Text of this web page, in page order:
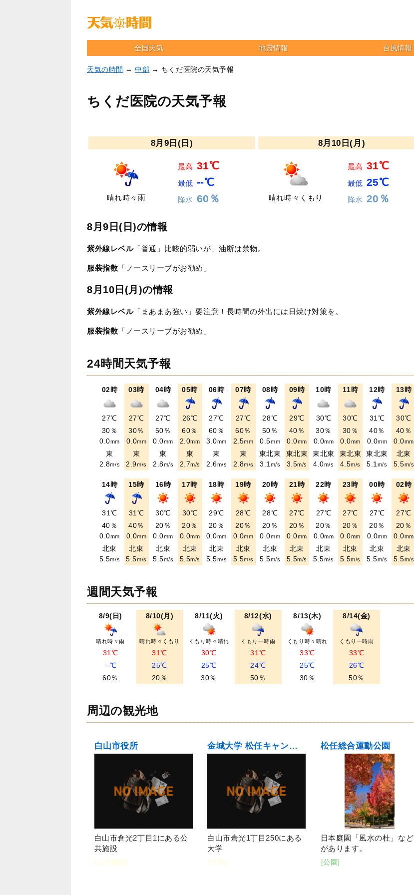
全国天気 地震情報 台風情報
天気の時間 →中部 → ちくだ医院の天気予報
ちくだ医院の天気予報
8月9日(日)
晴れ時々雨
最高 31℃
最低 --℃
降水 60％
8月10日(月)
晴れ時々くもり
最高 31℃
最低 25℃
降水 20％
8月9日(日)の情報
紫外線レベル「普通」比較的弱いが、油断は禁物。
服装指数 「ノースリーブがお勧め」
8月10日(月)の情報
紫外線レベル「まあまあ強い」要注意！長時間の外出には日焼け対策を。
服装指数 「ノースリーブがお勧め」
24時間天気予報
02時
27℃
30％
0.0mm
東
2.8m/s
03時
27℃
30％
0.0mm
東
2.9m/s
04時
27℃
50％
0.0mm
東
2.8m/s
05時
26℃
60％
2.0mm
東
2.7m/s
06時
27℃
60％
3.0mm
東
2.6m/s
07時
27℃
60％
2.5mm
東
2.8m/s
08時
28℃
50％
0.5mm
東北東
3.1m/s
09時
29℃
40％
0.0mm
東北東
3.5m/s
10時
30℃
30％
0.0mm
東北東
4.0m/s
11時
30℃
30％
0.0mm
東北東
4.5m/s
12時
31℃
40％
0.0mm
東北東
5.1m/s
13時
30℃
40％
0.0mm
北東
5.5m/s
14時
31℃
40％
0.0mm
北東
5.5m/s
15時
31℃
40％
0.0mm
北東
5.5m/s
16時
30℃
20％
0.0mm
北東
5.5m/s
17時
30℃
20％
0.0mm
北東
5.5m/s
18時
29℃
20％
0.0mm
北東
5.5m/s
19時
28℃
20％
0.0mm
北東
5.5m/s
20時
28℃
20％
0.0mm
北東
5.5m/s
21時
27℃
20％
0.0mm
北東
5.5m/s
22時
27℃
20％
0.0mm
北東
5.5m/s
23時
27℃
20％
0.0mm
北東
5.5m/s
00時
27℃
20％
0.0mm
北東
5.5m/s
02時
27℃
20％
0.0mm
北東
5.5m/s
週間天気予報
8/9(日)
晴れ時々雨
31℃
--℃
60％
8/10(月)
晴れ時々くもり
31℃
25℃
20％
8/11(火)
くもり時々晴れ
30℃
25℃
30％
8/12(水)
くもり一時雨
31℃
24℃
50％
8/13(木)
くもり時々晴れ
33℃
25℃
30％
8/14(金)
くもり一時雨
33℃
26℃
50％
周辺の観光地
白山市役所
白山市倉光2丁目1にある公
共施設
[公共施設]
金城大学 松任キャンパス
白山市倉光1丁目250にある
大学
[大学]
松任総合運動公園
日本庭園「風水の杜」など
があります。
[公園]